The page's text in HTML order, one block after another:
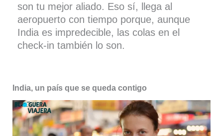
son tu mejor aliado. Eso sí, llega al
aeropuerto con tiempo porque, aunque
India es impredecible, las colas en el
check-in también lo son.
India, un país que se queda contigo